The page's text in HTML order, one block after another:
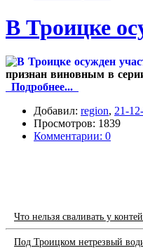
В Троицке
признан виновным в
Подробнее...
Добавил: region, 21-
Просмотров: 1839
Комментарии: 0
Что нельзя сваливать у
Под Троицком нетрезвый